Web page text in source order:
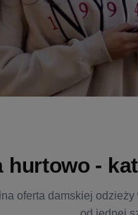
hurtowo -
oferta damskiej